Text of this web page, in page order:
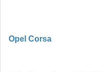
Opel Corsa